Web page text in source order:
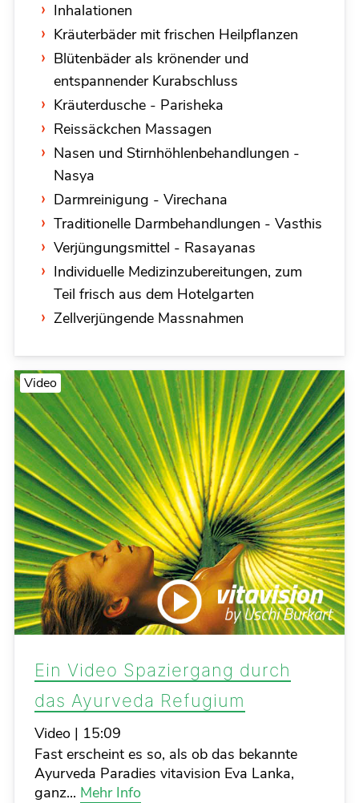
Inhalationen
Kräuterbäder mit frischen Heilpflanzen
Blütenbäder als krönender und
entspannender Kurabschluss
Kräuterdusche - Parisheka
Reissäckchen Massagen
Nasen und Stirnhöhlenbehandlungen -
Nasya
Darmreinigung - Virechana
Traditionelle Darmbehandlungen - Vasthis
Verjüngungsmittel - Rasayanas
Individuelle Medizinzubereitungen, zum
Teil frisch aus dem Hotelgarten
Zellverjüngende Massnahmen
Video
Ein Video Spaziergang durch
das Ayurveda Refugium
Video | 15:09
Fast erscheint es so, als ob das bekannte
Ayurveda Paradies vitavision Eva Lanka,
ganz... Mehr Info